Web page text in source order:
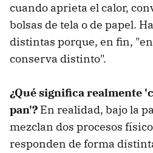
cuando aprieta el calor,
bolsas de tela o de papel.
distintas porque, en fin,
conserva distinto".
¿Qué significa realmente
pan'? En realidad, bajo la
mezclan dos procesos
responden de forma